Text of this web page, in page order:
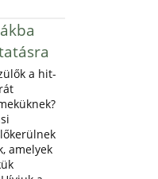
a hit-
amelyek